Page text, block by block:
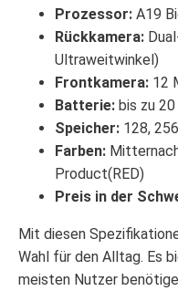
Prozessor: A19
Rückkamera:
Ultraweitwinkel)
Frontkamera: 12
Batterie: bis zu
Speicher: 128,
Farben:
Product(RED)
Preis in der
Mit diesen
Wahl für den Alltag. Es
meisten Nutzer